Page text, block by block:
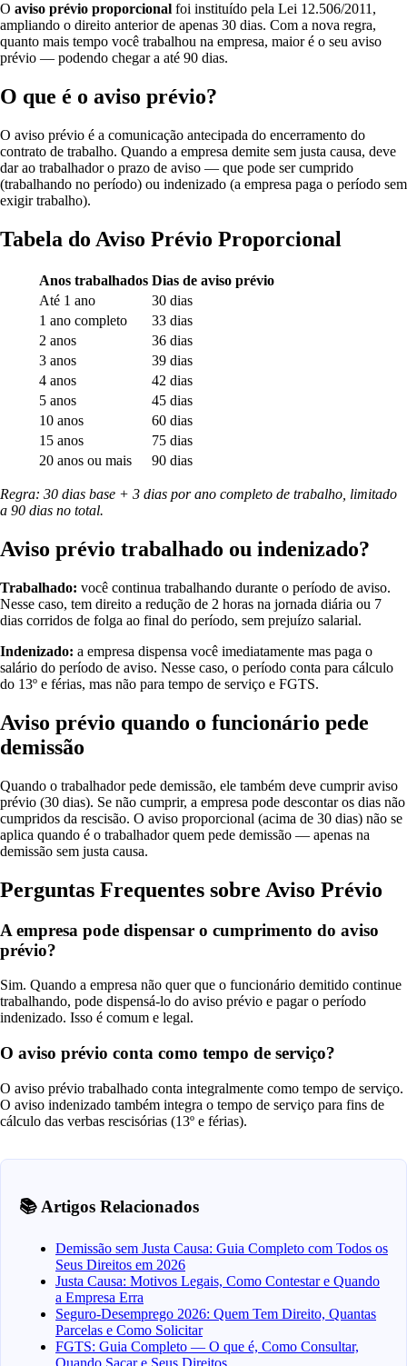
O aviso prévio proporcional foi instituído pela Lei 12.506/2011,
ampliando o direito anterior de apenas 30 dias. Com a nova regra,
quanto mais tempo você trabalhou na empresa, maior é o seu aviso
prévio — podendo chegar a até 90 dias.
O que é o aviso prévio?
O aviso prévio é a comunicação antecipada do encerramento do
contrato de trabalho. Quando a empresa demite sem justa causa, deve
dar ao trabalhador o prazo de aviso — que pode ser cumprido
(trabalhando no período) ou indenizado (a empresa paga o período sem
exigir trabalho).
Tabela do Aviso Prévio Proporcional
Anos trabalhados Dias de aviso prévio
Até 1 ano
30 dias
1 ano completo
33 dias
2 anos
36 dias
3 anos
39 dias
4 anos
42 dias
5 anos
45 dias
10 anos
60 dias
15 anos
75 dias
20 anos ou mais
90 dias
Regra: 30 dias base + 3 dias por ano completo de trabalho, limitado
a 90 dias no total.
Aviso prévio trabalhado ou indenizado?
Trabalhado: você continua trabalhando durante o período de aviso.
Nesse caso, tem direito a redução de 2 horas na jornada diária ou 7
dias corridos de folga ao final do período, sem prejuízo salarial.
Indenizado: a empresa dispensa você imediatamente mas paga o
salário do período de aviso. Nesse caso, o período conta para cálculo
do 13º e férias, mas não para tempo de serviço e FGTS.
Aviso prévio quando o funcionário pede
demissão
Quando o trabalhador pede demissão, ele também deve cumprir aviso
prévio (30 dias). Se não cumprir, a empresa pode descontar os dias não
cumpridos da rescisão. O aviso proporcional (acima de 30 dias) não se
aplica quando é o trabalhador quem pede demissão — apenas na
demissão sem justa causa.
Perguntas Frequentes sobre Aviso Prévio
A empresa pode dispensar o cumprimento do aviso
prévio?
Sim. Quando a empresa não quer que o funcionário demitido continue
trabalhando, pode dispensá-lo do aviso prévio e pagar o período
indenizado. Isso é comum e legal.
O aviso prévio conta como tempo de serviço?
O aviso prévio trabalhado conta integralmente como tempo de serviço.
O aviso indenizado também integra o tempo de serviço para fins de
cálculo das verbas rescisórias (13º e férias).
📚 Artigos Relacionados
Demissão sem Justa Causa: Guia Completo com Todos os
Seus Direitos em 2026
Justa Causa: Motivos Legais, Como Contestar e Quando
a Empresa Erra
Seguro-Desemprego 2026: Quem Tem Direito, Quantas
Parcelas e Como Solicitar
FGTS: Guia Completo — O que é, Como Consultar,
Quando Sacar e Seus Direitos